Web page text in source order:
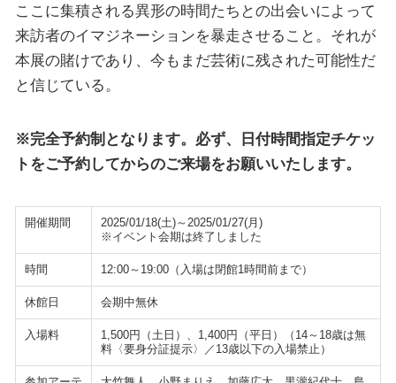
ここに集積される異形の時間たちとの出会いによって
来訪者のイマジネーションを暴走させること。それが
本展の賭けであり、今もまだ芸術に残された可能性だ
と信じている。
※完全予約制となります。必ず、日付時間指定チケッ
トをご予約してからのご来場をお願いいたします。
開催期間
2025/01/18(土)～2025/01/27(月)
※イベント会期は終了しました
時間 12:00～19:00（入場は閉館1時間前まで）
休館日 会期中無休
入場料
1,500円（土日）、1,400円（平日）（14～18歳は無
料〈要身分証提示〉／13歳以下の入場禁止）